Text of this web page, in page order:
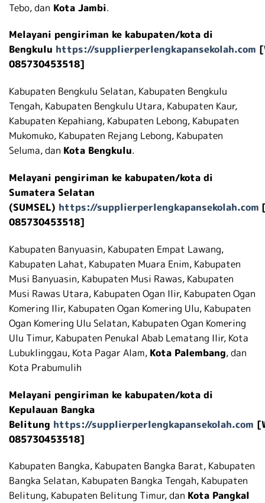
Tebo, dan Kota Jambi.
Melayani pengiriman ke kabupaten/kota di
Bengkulu https://supplierperlengkapansekolah.com
085730453518]
Kabupaten Bengkulu Selatan, Kabupaten Bengkulu
Tengah, Kabupaten Bengkulu Utara, Kabupaten Kaur,
Kabupaten Kepahiang, Kabupaten Lebong, Kabupaten
Mukomuko, Kabupaten Rejang Lebong, Kabupaten
Seluma, dan Kota Bengkulu.
Melayani pengiriman ke kabupaten/kota di
Sumatera Selatan
(SUMSEL) https://supplierperlengkapansekolah.com
085730453518]
Kabupaten Banyuasin, Kabupaten Empat Lawang,
Kabupaten Lahat, Kabupaten Muara Enim, Kabupaten
Musi Banyuasin, Kabupaten Musi Rawas, Kabupaten
Musi Rawas Utara, Kabupaten Ogan Ilir, Kabupaten Ogan
Komering Ilir, Kabupaten Ogan Komering Ulu, Kabupaten
Ogan Komering Ulu Selatan, Kabupaten Ogan Komering
Ulu Timur, Kabupaten Penukal Abab Lematang Ilir, Kota
Lubuklinggau, Kota Pagar Alam, Kota Palembang, dan
Kota Prabumulih
Melayani pengiriman ke kabupaten/kota di
Kepulauan Bangka
Belitung https://supplierperlengkapansekolah.com
085730453518]
Kabupaten Bangka, Kabupaten Bangka Barat, Kabupaten
Bangka Selatan, Kabupaten Bangka Tengah, Kabupaten
Belitung, Kabupaten Belitung Timur, dan Kota Pangkal